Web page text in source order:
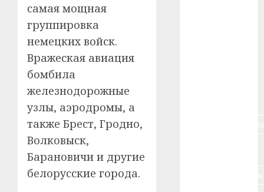
самая мощная
группировка
немецких войск.
Вражеская авиация
бомбила
железнодорожные
узлы, аэродромы, а
также Брест, Гродно,
Волковыск,
Барановичи и другие
белорусские города.